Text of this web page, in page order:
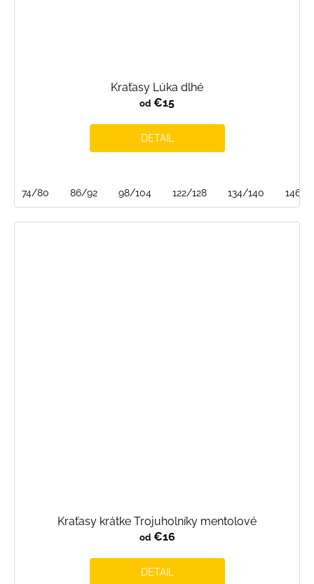
Kraťasy Lúka dlhé
od €15
DETAIL
74/80 86/92 98/104 122/128 134/140 146/
Kraťasy krátke Trojuholníky mentolové
od€16
DETAIL